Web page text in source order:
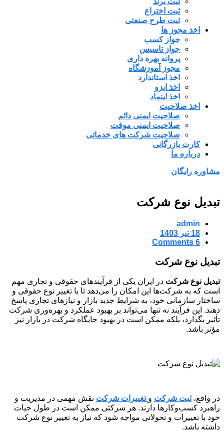
ثبت اختراع
ثبت طرح صنعتی
اخذ مجوز ها
جواز کسب
جواز تاسیس
پروانه بهره داری
مجوز آموزشگاه
اخذ استاندارد
اخذ ایزو
اخذ اینماد
اخذ صلاحیت
صلاحیت ایمنی دائم
صلاحیت ایمنی موقت
صلاحیت شرکت های خدماتی
کارت بازرگانی
درباره ما
مشاوره رایگان
تبدیل نوع شرکت
admin
18 تیر 1403
6 Comments
تبدیل نوع شرکت
تبدیل نوع شرکت در ایران یکی از فرآیندهای حقوقی و تجاری مهم
است که به شرکت‌ها این امکان را می‌دهد تا با تغییر نوع حقوقی و
ساختار سازمانی خود، به شرایط جدید بازار و نیازهای تجاری پاسخ
دهند. این فرآیند نه تنها می‌تواند بر بهبود عملکرد و بهره‌وری شرکت
تأثیر بگذارد، بلکه ممکن است در بهبود جایگاه شرکت در بازار نیز
مؤثر باشد.
در واقع،ثبت شرکت و تغییرات شرکت نقش مهمی در مدیریت و
راهبرد کسب‌وکارها دارند. هر شرکتی ممکن است در طول حیات
خود با تغییرات و تحولاتی مواجه شود که نیاز به تغییر نوع شرکت
داشته باشد.